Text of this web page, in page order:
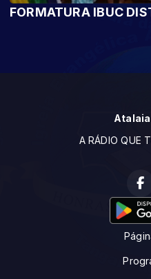
FORMATURA IBUC
A RÁDIO QUE